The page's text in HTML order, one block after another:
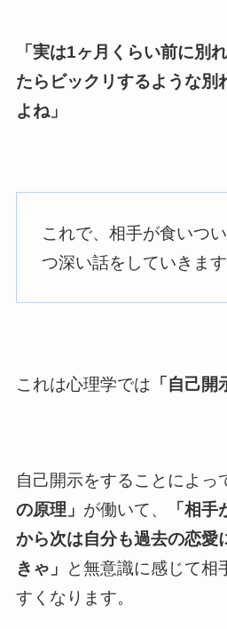
「実は1ヶ月くらい前に別
たらビックリするような別
よね」
これで、相手が食いつ
つ深い話をしていきます
これは心理学では 「自己開
自己開示をすることによっ
の原理」 が働いて、
「相
から次は自分も過去の恋愛
きゃ」
と無意識に感じて相
すくなります。